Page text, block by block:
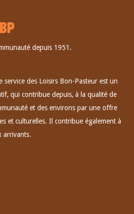
depuis 1951.
service des Loisirs Bon-Pasteur est un
qui contribue depuis, à la qualité de
et des environs par une offre
et culturelles. Il contribue également à
arrivants.